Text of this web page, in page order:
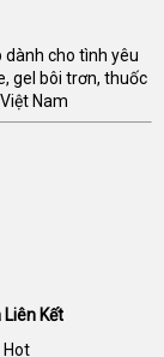
dành cho tình yêu
gel bôi trơn, thuốc
Nam
Liên Kết
Hot